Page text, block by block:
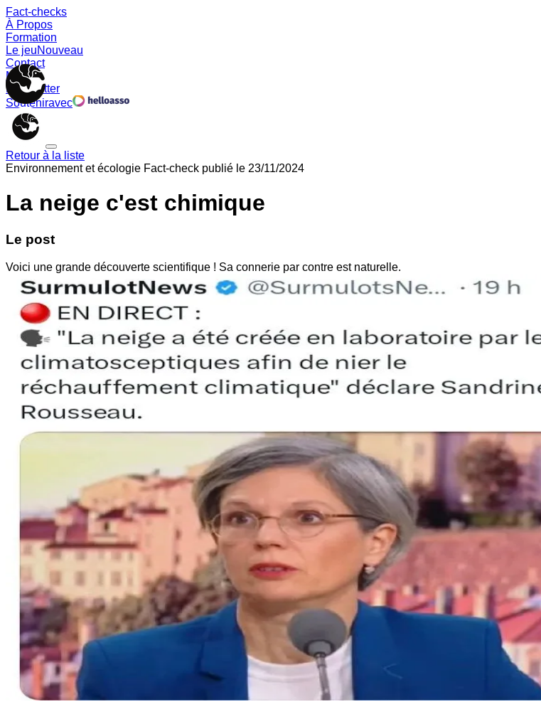
Fact-checks
À Propos
Formation
Le jeuNouveau
Contact
Memes
Newsletter
Souteniravec
Retour à la liste
Environnement et écologie Fact-check publié le 23/11/2024
La neige c'est chimique
Le post
Voici une grande découverte scientifique ! Sa connerie par contre est naturelle.